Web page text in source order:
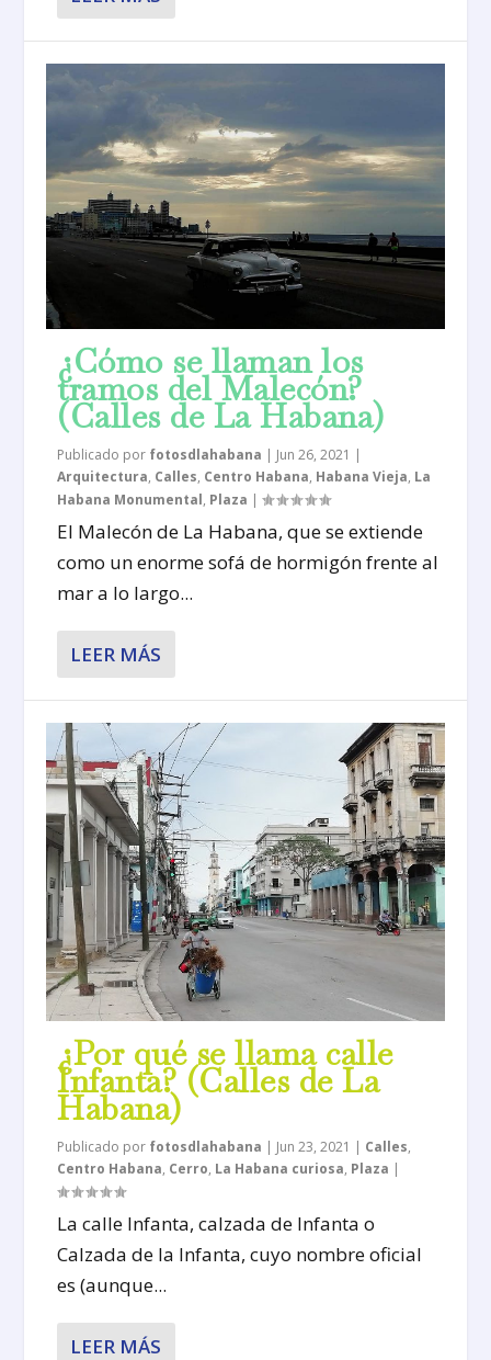
¿Cómo se llaman los
tramos del Malecón?
(Calles de La Habana)
Publicado por fotosdlahabana | Jun 26, 2021 |
Arquitectura, Calles, Centro Habana, Habana Vieja, La
Habana Monumental, Plaza |
El Malecón de La Habana, que se extiende
como un enorme sofá de hormigón frente al
mar a lo largo...
LEER MÁS
¿Por qué se llama calle
Infanta? (Calles de La
Habana)
Publicado por fotosdlahabana | Jun 23, 2021 | Calles,
Centro Habana, Cerro, La Habana curiosa, Plaza |
La calle Infanta, calzada de Infanta o
Calzada de la Infanta, cuyo nombre oficial
es (aunque...
LEER MÁS